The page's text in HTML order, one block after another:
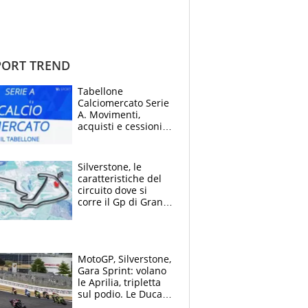
TREND
Tabellone
Calciomercato Serie
A. Movimenti,
acquisti e cessioni:
Silverstone, le
caratteristiche del
circuito dove si
corre il Gp di Gran
MotoGP, Silverstone,
Gara Sprint: volano
le Aprilia, tripletta
sul podio. Le Ducati